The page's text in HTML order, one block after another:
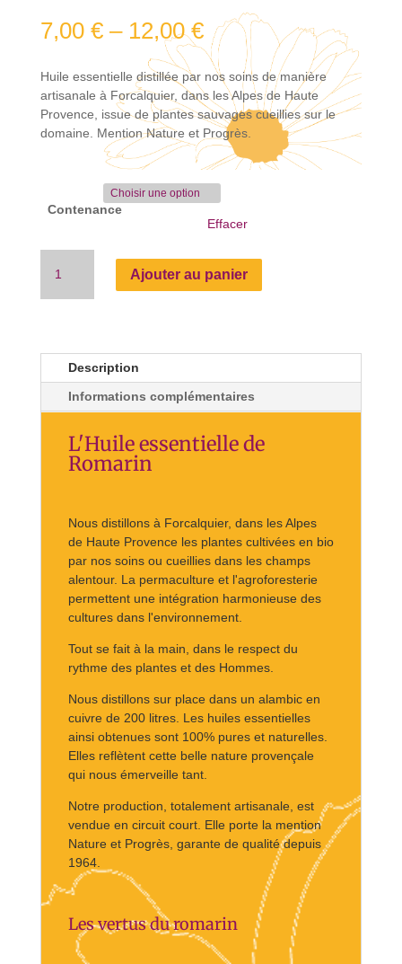
7,00 €– 12,00€
Huile essentielle distillée par nos soins de manière
artisanale à Forcalquier, dans les Alpes de Haute
Provence, issue de plantes sauvages cueillies sur le
domaine. Mention Nature et Progrès.
Contenance
Effacer
Huile
Romarin
Ajouter au panier
Description
Informations complémentaires
L'Huile essentielle de
Romarin
Nous distillons à Forcalquier, dans les Alpes
de Haute Provence les plantes cultivées en bio
par nos soins ou cueillies dans les champs
alentour. La permaculture et l'agroforesterie
permettent une intégration harmonieuse des
cultures dans l'environnement.
Tout se fait à la main, dans le respect du
rythme des plantes et des Hommes.
Nous distillons sur place dans un alambic en
cuivre de 200 litres. Les huiles essentielles
ainsi obtenues sont 100% pures et naturelles.
Elles reflètent cette belle nature provençale
qui nous émerveille tant.
Notre production, totalement artisanale, est
vendue en circuit court. Elle porte la mention
Nature et Progrès, garante de qualité depuis
1964.
Les vertus du romarin